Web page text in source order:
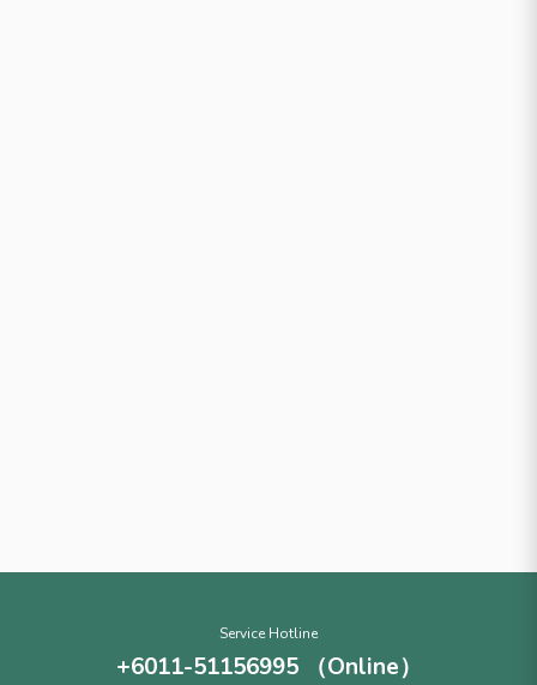
Service Hotline
+6011-51156995 （Online）